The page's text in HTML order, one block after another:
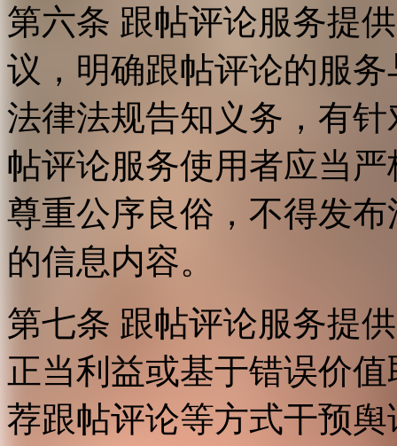
第六条 跟帖评论服务提
议，明确跟帖评论的服
法律法规告知义务，有
帖评论服务使用者应当
尊重公序良俗，不得发
的信息内容。
第七条 跟帖评论服务提
正当利益或基于错误价
荐跟帖评论等方式干预